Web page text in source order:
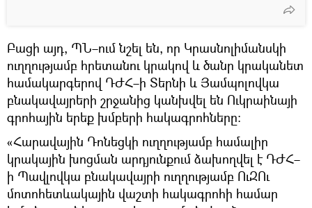
Բացի այդ, ՊՆ–ում նշել են, որ Կրասնոլիմանսկի
ուղղությամբ հրետանու կրակով և ծանր կրականետ
համակարգերով ԴԺՀ–ի Տերնի և Յամպոլովկա
բնակավայրերի շրջանից կանխվել են Ուկրաինայի
գրոհային երեք խմբերի հակագրոհները։
«Հարավային Դոնեցկի ուղղությամբ համալիր
կրակային խոցման արդյունքում ձախողվել է ԴԺՀ–
ի Պավլովկա բնակավայրի ուղղությամբ ՈւԶՈւ
մոտոհետևակային վաշտի հակագրոհի համար